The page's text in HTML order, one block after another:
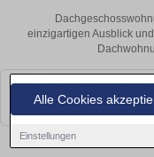
Alle Cookies
Einstellungen
einzigartigen Ausblick
Leider konnten wir derzeit
bald wieder vorbei!